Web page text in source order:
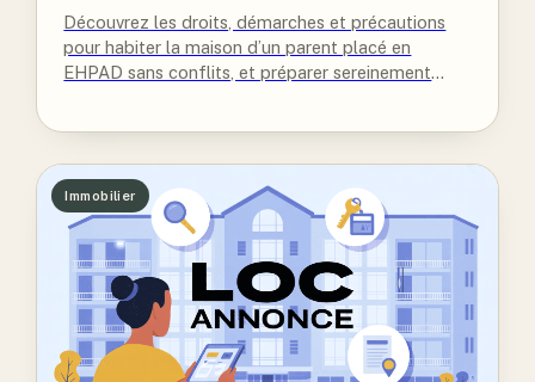
Découvrez les droits, démarches et précautions
pour habiter la maison d’un parent placé en
EHPAD sans conflits, et préparer sereinement
Immobilier